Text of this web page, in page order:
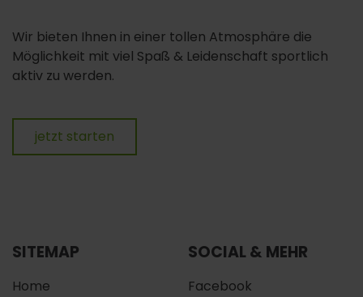
Wir bieten Ihnen in einer tollen Atmosphäre die
Möglichkeit mit viel Spaß & Leidenschaft sportlich
aktiv zu werden.
jetzt starten
SITEMAP
Home
SOCIAL & MEHR
Facebook